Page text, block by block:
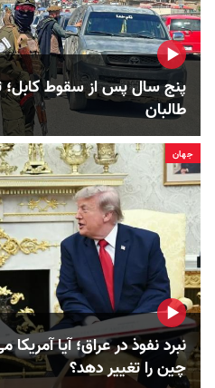
پنج سال پس از سقوط کابل؛
طالبان
جهان
نبرد نفوذ در عراق؛ آیا آمریکا
چین را تغییر دهد؟